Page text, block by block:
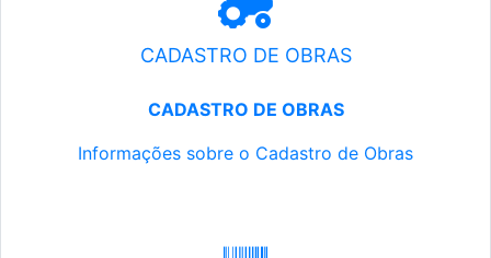
CADASTRO DE OBRAS
CADASTRO DE OBRAS
Informações sobre o Cadastro de Obras